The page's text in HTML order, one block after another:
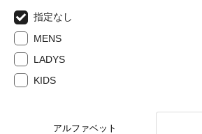
指定なし
MENS
LADYS
KIDS
アルファベット